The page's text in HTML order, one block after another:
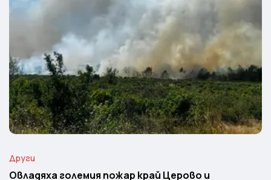
Други
Овладяха големия пожар край Церово и